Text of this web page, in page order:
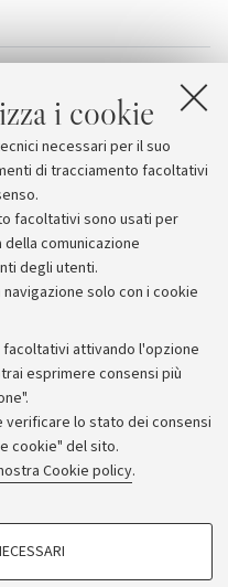
i cookie
necessari per il suo
di tracciamento facoltativi
facoltativi sono usati per
comunicazione
degli utenti.
solo con i cookie
attivando l'opzione
esprimere consensi più
lo stato dei consensi
cookie" del sito.
Cookie policy.
[1.7 MB]